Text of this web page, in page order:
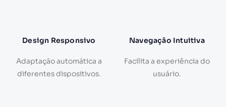
Design Responsivo
Adaptação automática a
diferentes dispositivos.
Navegação Intuitiva
Facilita a experiência do
usuário.